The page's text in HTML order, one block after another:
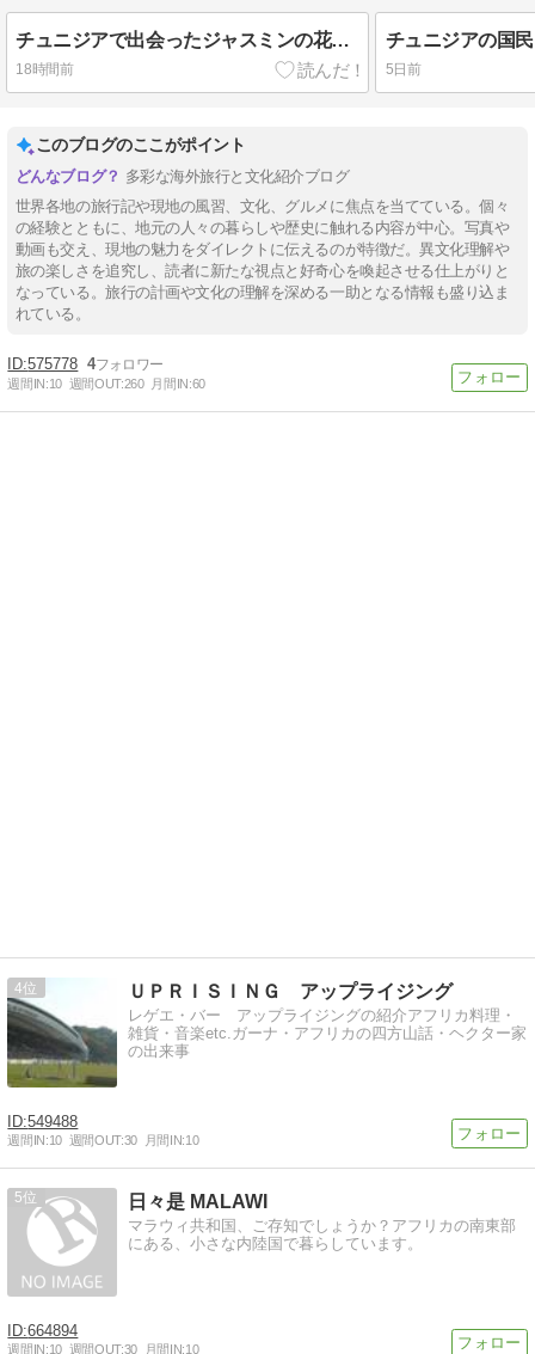
チュニジアで出会ったジャスミンの花束「マシュムーム」
18時間前 5日前
このブログのここがポイント
多彩な海外旅行と文化紹介ブログ
世界各地の旅行記や現地の風習、文化、グルメに焦点を当てている。個々
の経験とともに、地元の人々の暮らしや歴史に触れる内容が中心。写真や
動画も交え、現地の魅力をダイレクトに伝えるのが特徴だ。異文化理解や
旅の楽しさを追究し、読者に新たな視点と好奇心を喚起させる仕上がりと
なっている。旅行の計画や文化の理解を深める一助となる情報も盛り込ま
れている。
575778 4
週間IN:10 週間OUT:260 月間IN:60
4 ＵＰＲＩＳＩＮＧ アップライジング
レゲエ・バー アップライジングの紹介アフリカ料理・
雑貨・音楽etc.ガーナ・アフリカの四方山話・ヘクター家
の出来事
549488
週間IN:10 週間OUT:30 月間IN:10
5 日々是 MALAWI
マラウィ共和国、ご存知でしょうか？アフリカの南東部
にある、小さな内陸国で暮らしています。
664894
週間IN:10 週間OUT:30 月間IN:10